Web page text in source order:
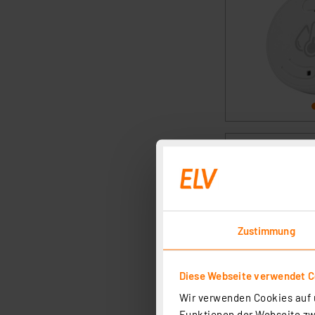
Zustimmung
Diese Webseite verwendet
Wir verwenden Cookies